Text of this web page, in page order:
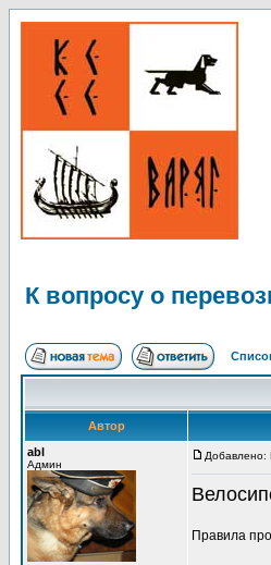
К вопросу о
Автор
abl
Админ
Добавлено:
Правила